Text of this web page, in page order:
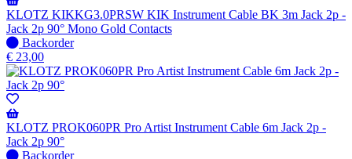
KLOTZ KIKKG3.0PRSW KIK Instrument Cable BK 3m Jack 2p -
Jack 2p 90° Mono Gold Contacts
Niet
op
voorraad
-
Wordt
verzonden
wanneer
beschikbaar
Backorder
€ 23,00
KLOTZ PROK060PR Pro Artist Instrument Cable 6m Jack 2p -
Jack 2p 90°
Niet
Backorder